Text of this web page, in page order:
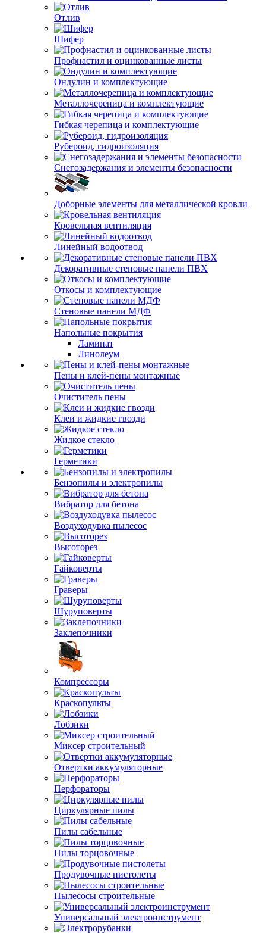
Отлив
Шифер
Профнастил и оцинкованные листы
Ондулин и комплектующие
Металлочерепица и комплектующие
Гибкая черепица и комплектующие
Рубероид, гидроизоляция
Снегозадержания и элементы безопасности
Доборные элементы для металлической кровли
Кровельная вентиляция
Линейный водоотвод
Декоративные стеновые панели ПВХ
Откосы и комплектующие
Стеновые панели МДФ
Напольные покрытия
Ламинат
Линолеум
Пены и клей-пены монтажные
Очиститель пены
Клеи и жидкие гвозди
Жидкое стекло
Герметики
Бензопилы и электропилы
Вибратор для бетона
Воздуходувка пылесос
Высоторез
Гайковерты
Граверы
Шуруповерты
Заклепочники
Компрессоры
Краскопульты
Лобзики
Миксер строительный
Отвертки аккумуляторные
Перфораторы
Циркулярные пилы
Пилы сабельные
Пилы торцовочные
Продувочные пистолеты
Пылесосы строительные
Универсальный электроинструмент